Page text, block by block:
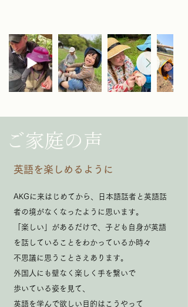
ご家庭の声
英語を楽しめるように
AKGに来はじめてから、日本語話者と英語話
者の境がなくなったように思います。
「楽しい」があるだけで、子ども自身が英語
を話していることをわかっているか時々
不思議に思うことさえあります。
外国人にも壁なく楽しく手を繋いで
歩いている姿を見て、
英語を学んで欲しい目的はこうやって